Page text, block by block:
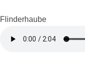
Flinderhaube